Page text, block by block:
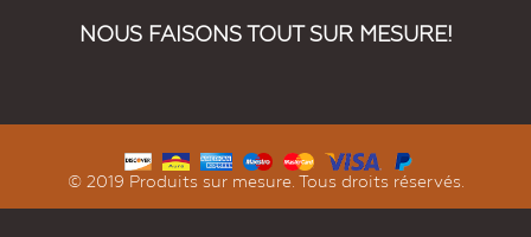
NOUS FAISONS TOUT SUR MESURE!
© 2019 Produits sur mesure. Tous droits réservés.